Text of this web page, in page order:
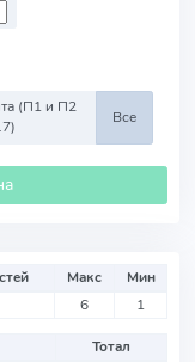
(П1 и П2
Все
Макс
Мин
6 1
Тотал